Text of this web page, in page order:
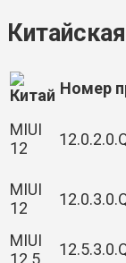
Номер
MIUI
12
MIUI
12
MIUI
12.5